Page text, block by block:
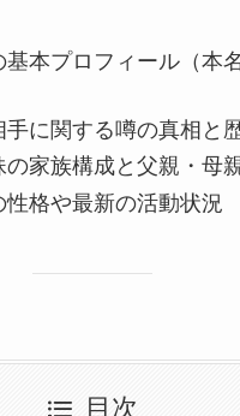
本プロフィール（本
手に関する噂の真相と
の家族構成と父親・母
格や最新の活動状況
目次